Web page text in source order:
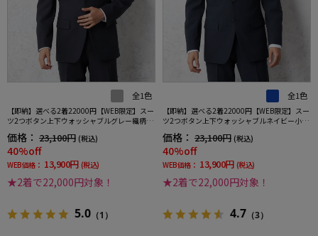
全1色
【即納】選べる2着22000円【WEB限定】スー
ツ2つボタン上下ウォッシャブルグレー織柄無
地3シーズン対応
価格： 23,100円 (税込)
40%off
WEB価格： 13,900円 (税込)
★2着で22,000円対象！
5.0 （1）
全1色
【即納】選べる2着22000円【WEB限定】スー
ツ2つボタン上下ウォッシャブルネイビー小柄
3シーズン対応
価格： 23,100円 (税込)
40%off
WEB価格： 13,900円 (税込)
★2着で22,000円対象！
4.7 （3）